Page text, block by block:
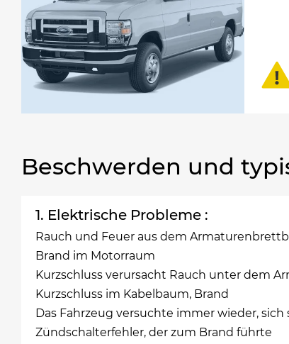
Beschwerden und
1. Elektrische Probleme :
Rauch und Feuer aus dem
Brand im Motorraum
Kurzschluss verursacht Rauch unter dem
Kurzschluss im Kabelbaum, Brand
Das Fahrzeug versuchte immer wieder,
Zündschalterfehler, der zum Brand führte